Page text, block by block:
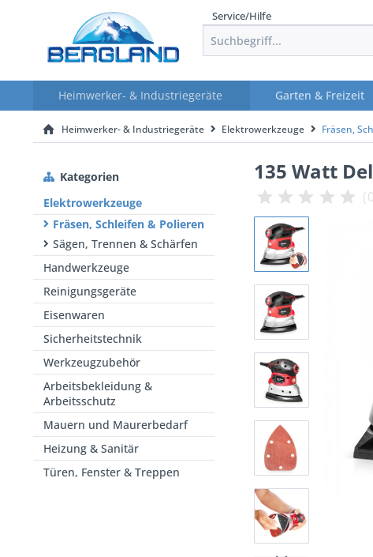
Service/Hilfe
Heimwerker- & Industriegeräte Garten & Freizeit
Heimwerker- & Industriegeräte Elektrowerkzeuge Fräsen,
Kategorien
Elektrowerkzeuge
Fräsen, Schleifen & Polieren
Sägen, Trennen & Schärfen
Handwerkzeuge
Reinigungsgeräte
Eisenwaren
Sicherheitstechnik
Werkzeugzubehör
Arbeitsbekleidung &
Arbeitsschutz
Mauern und Maurerbedarf
Heizung & Sanitär
Türen, Fenster & Treppen
135 Watt
(0